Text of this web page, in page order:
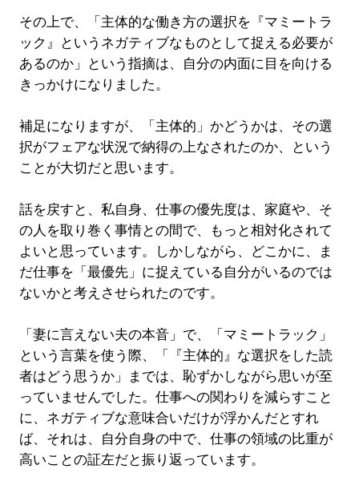
その上で、「主体的な働き方の選択を『マミートラ
ック』というネガティブなものとして捉える必要が
あるのか」という指摘は、自分の内面に目を向ける
きっかけになりました。
補足になりますが、「主体的」かどうかは、その選
択がフェアな状況で納得の上なされたのか、という
ことが大切だと思います。
話を戻すと、私自身、仕事の優先度は、家庭や、そ
の人を取り巻く事情との間で、もっと相対化されて
よいと思っています。しかしながら、どこかに、ま
だ仕事を「最優先」に捉えている自分がいるのでは
ないかと考えさせられたのです。
「妻に言えない夫の本音」で、「マミートラック」
という言葉を使う際、「『主体的』な選択をした読
者はどう思うか」までは、恥ずかしながら思いが至
っていませんでした。仕事への関わりを減らすこと
に、ネガティブな意味合いだけが浮かんだとすれ
ば、それは、自分自身の中で、仕事の領域の比重が
高いことの証左だと振り返っています。